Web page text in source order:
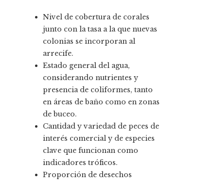
Nivel de cobertura de corales
junto con la tasa a la que nuevas
colonias se incorporan al
arrecife.
Estado general del agua,
considerando nutrientes y
presencia de coliformes, tanto
en áreas de baño como en zonas
de buceo.
Cantidad y variedad de peces de
interés comercial y de especies
clave que funcionan como
indicadores tróficos.
Proporción de desechos